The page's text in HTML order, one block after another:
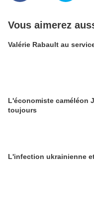
Vous aimerez
Valérie Rabault au
L'économiste caméléon
toujours
L'infection ukrainienne